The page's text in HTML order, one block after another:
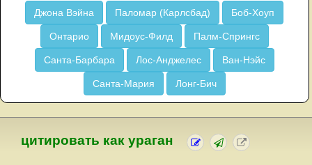
Джона Вэйна
Паломар (Карлсбад) Боб-Хоуп
Онтарио Мидоус-Филд Палм-Спрингс
Санта-Барбара Лос-Анджелес Ван-Нэйс
Санта-Мария Лонг-Бич
цитировать как ураган